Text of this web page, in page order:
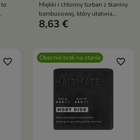
Miękki i chłonny turban z tkaniny
bambusowej, który ułatwia
osuszanie mokrych włosów i
8,63 €
favorite_border Obecnie brak na stanie favorite_border